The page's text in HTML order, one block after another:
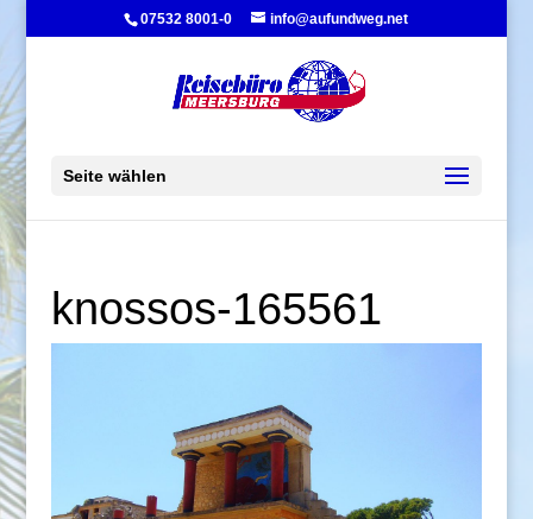
07532 8001-0 info@aufundweg.net
Seite wählen
knossos-165561